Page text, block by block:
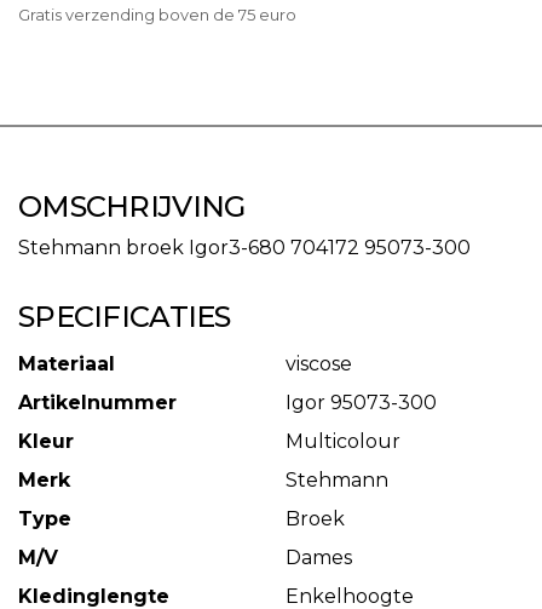
Gratis verzending boven de 75 euro
OMSCHRIJVING
Stehmann broek Igor3-680 704172 95073-300
SPECIFICATIES
Materiaal
viscose
Artikelnummer
Igor 95073-300
Kleur
Multicolour
Merk
Stehmann
Type
Broek
M/V
Dames
Kledinglengte
Enkelhoogte